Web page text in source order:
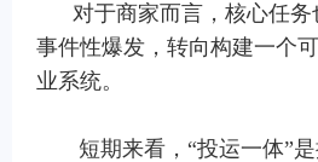
对于商家而言，核心任务
事件性爆发，转向构建一个
业系统。
短期来看，“投运一体”是